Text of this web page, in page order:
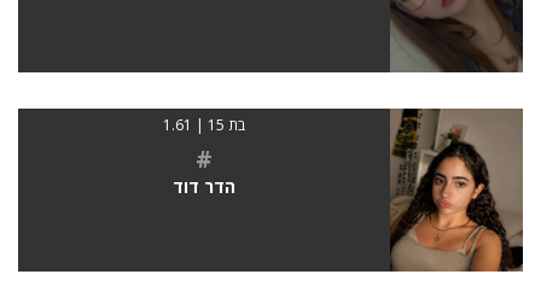
בת 15 | 1.61
#
הדר דוד